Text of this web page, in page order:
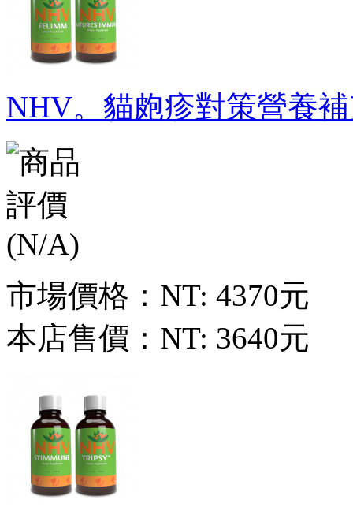
NHV。貓皰疹對策營養
市場價格： NT: 4370元
本店售價： NT: 3640元